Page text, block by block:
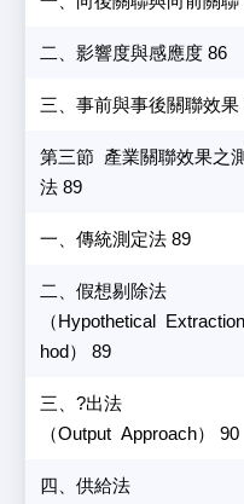
二、影響度與感應度 86
三、事前與事後關聯效果
第三節 產業關聯效果之
法 89
一、傳統測定法 89
二、假想剔除法
（Hypothetical
hod） 89
三、?出法
（Output Approach） 90
四、供給法